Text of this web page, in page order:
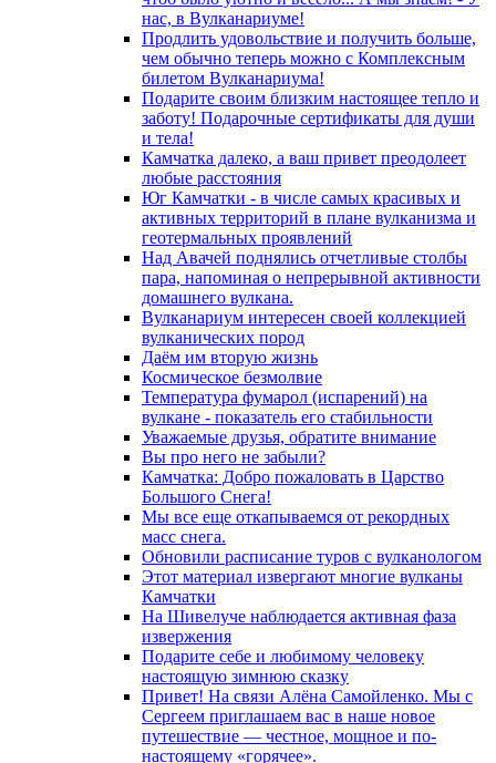
нас, в Вулканариуме!
Продлить удовольствие и получить больше,
чем обычно теперь можно с Комплексным
билетом Вулканариума!
Подарите своим близким настоящее тепло и
заботу! Подарочные сертификаты для души
и тела!
Камчатка далеко, а ваш привет преодолеет
любые расстояния
Юг Камчатки - в числе самых красивых и
активных территорий в плане вулканизма и
геотермальных проявлений
Над Авачей поднялись отчетливые столбы
пара, напоминая о непрерывной активности
домашнего вулкана.
Вулканариум интересен своей коллекцией
вулканических пород
Даём им вторую жизнь
Космическое безмолвие
Температура фумарол (испарений) на
вулкане - показатель его стабильности
Уважаемые друзья, обратите внимание
Вы про него не забыли?
Камчатка: Добро пожаловать в Царство
Большого Снега!
Мы все еще откапываемся от рекордных
масс снега.
Обновили расписание туров с вулканологом
Этот материал извергают многие вулканы
Камчатки
На Шивелуче наблюдается активная фаза
извержения
Подарите себе и любимому человеку
настоящую зимнюю сказку
Привет! На связи Алёна Самойленко. Мы с
Сергеем приглашаем вас в наше новое
путешествие — честное, мощное и по-
настоящему «горячее».